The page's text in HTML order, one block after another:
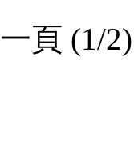
頁 (1/2)